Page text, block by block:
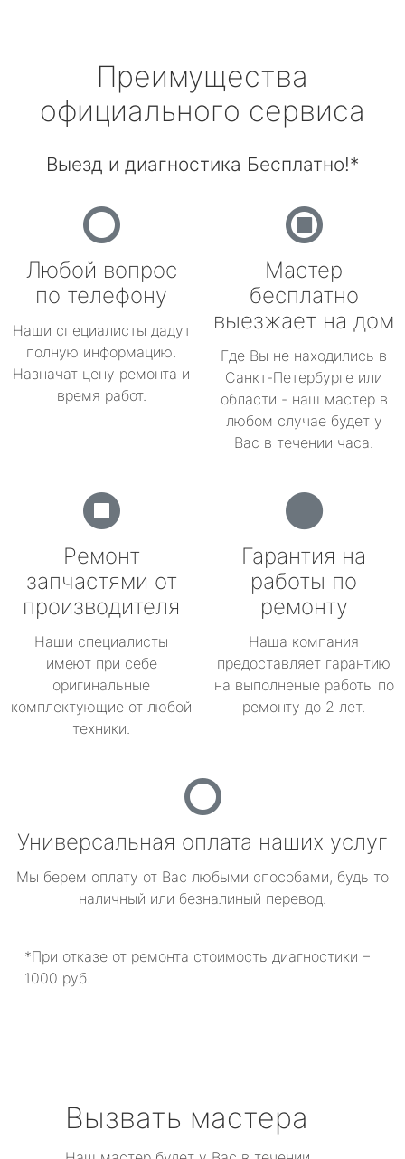
Преимущества
официального сервиса
Выезд и диагностика Бесплатно!*
Любой вопрос
по телефону
Наши специалисты дадут
полную информацию.
Назначат цену ремонта и
время работ.
Мастер
бесплатно
выезжает на дом
Где Вы не находились в
Санкт-Петербурге или
области - наш мастер в
любом случае будет у
Вас в течении часа.
Ремонт
запчастями от
производителя
Наши специалисты
имеют при себе
оригинальные
комплектующие от любой
техники.
Гарантия на
работы по
ремонту
Наша компания
предоставляет гарантию
на выполненые работы по
ремонту до 2 лет.
Универсальная оплата наших услуг
Мы берем оплату от Вас любыми способами, будь то
наличный или безналиный перевод.
*При отказе от ремонта стоимость диагностики –
1000 руб.
Вызвать мастера